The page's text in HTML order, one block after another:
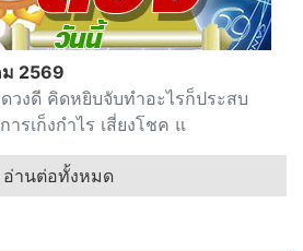
ม 2569
วงดี คิดหยิบจับทำอะไรก็ประสบ
รเก็งกำไร เสี่ยงโชค แ
อ่านต่อทั้งหมด